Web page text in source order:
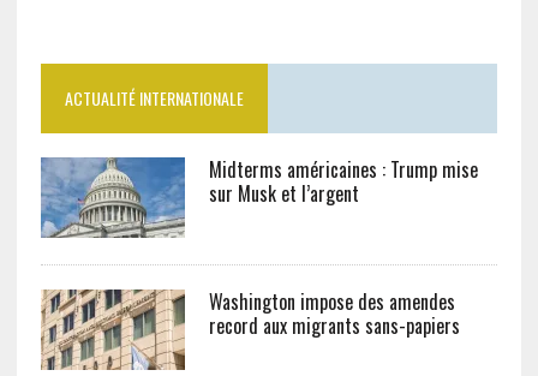
ACTUALITÉ INTERNATIONALE
Midterms américaines : Trump mise
sur Musk et l’argent
Washington impose des amendes
record aux migrants sans-papiers